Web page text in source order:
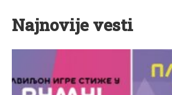
Najnovije vesti